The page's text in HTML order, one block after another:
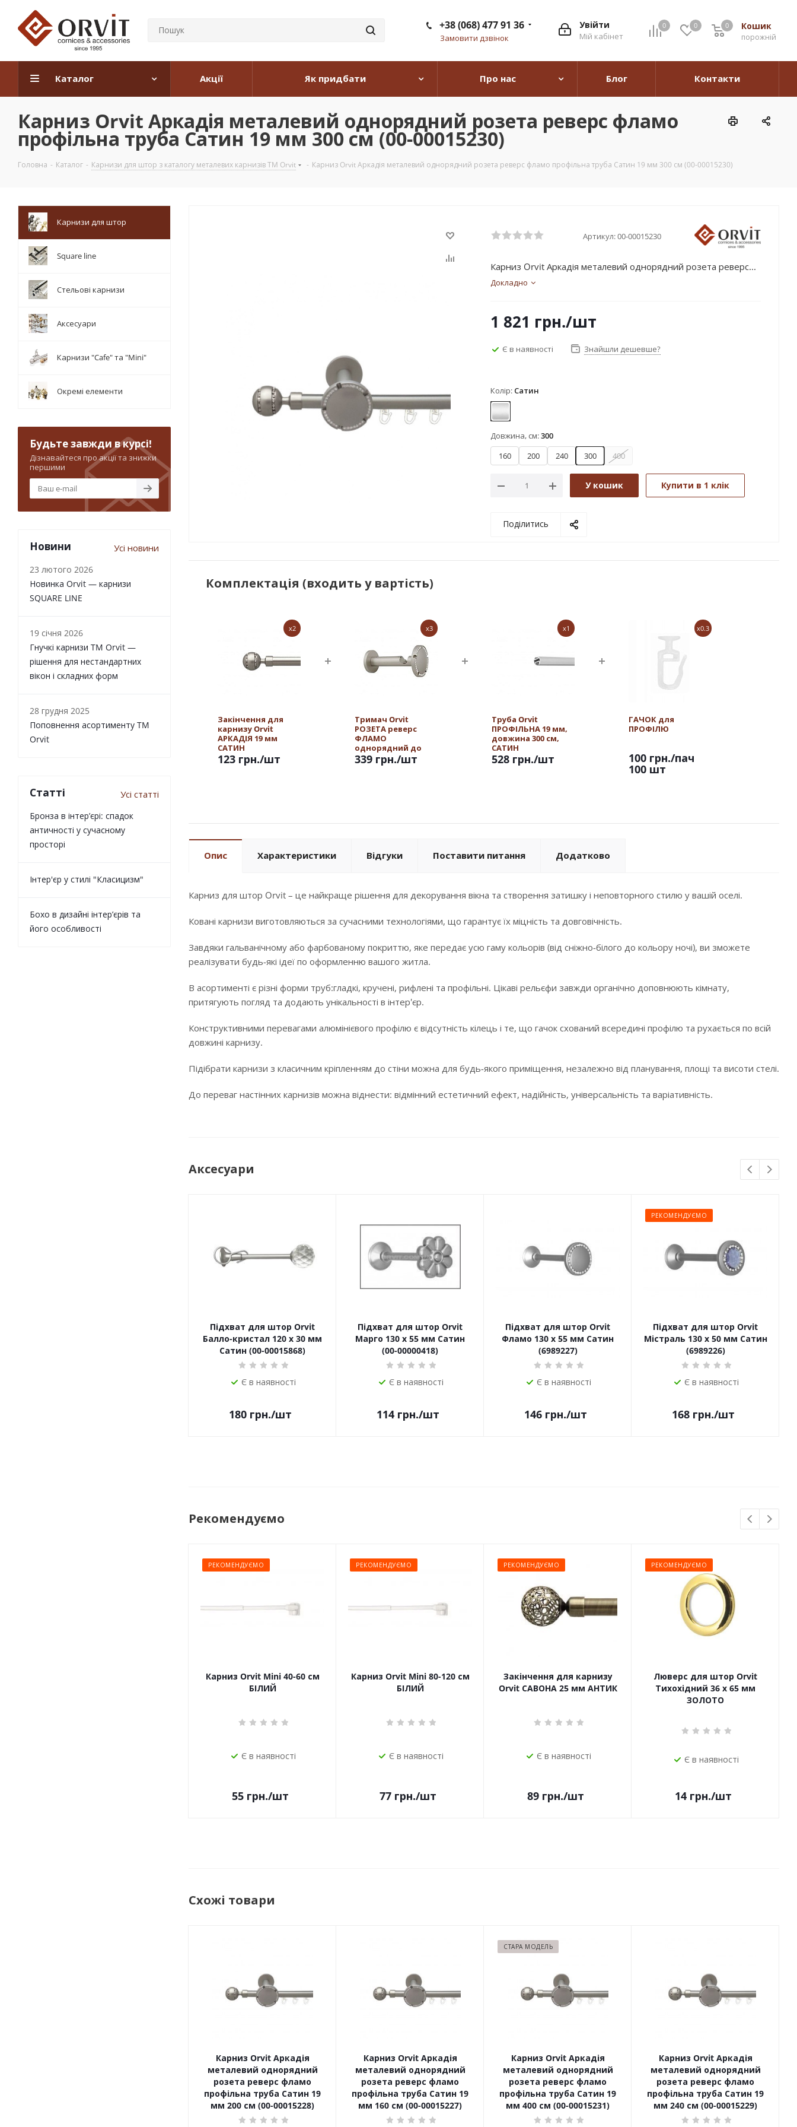
0 0 Кошик
0
порожній
0
Увійти
Мій кабінет
+38 (068) 477 91 36
Замовити дзвінок
Каталог Акції Як придбати Про нас Блог Контакти
Карниз Orvit Аркадія металевий однорядний розета реверс фламо
профільна труба Сатин 19 мм 300 см (00-00015230)
Головна - Каталог - Карнизи для штор з каталогу металевих карнизів TM Orvit - Карниз Orvit Аркадія металевий однорядний розета реверс фламо профільна труба Сатин 19 мм 300 см (00-00015230)
Артикул:00-00015230
Карниз Orvit Аркадія металевий однорядний розета реверс...
Докладно
1 821 грн./шт
Є в наявності Знайшли дешевше?
Колір: Сатин
Сатин
Довжина, см:300
160
200 240 300 400
У кошик Купити в 1 клік
Поділитись
Комплектація (входить у вартість)
x2
Закінчення для
карнизу Orvit
АРКАДІЯ 19 мм
САТИН
123 грн./шт
x3
Тримач Orvit
РОЗЕТА реверс
ФЛАМО
однорядний до
стіни 19 мм САТИН
339 грн./шт
x1
Труба Orvit
ПРОФІЛЬНА 19 мм,
довжина 300 см,
САТИН
528 грн./шт
x0.3
ГАЧОК для
ПРОФІЛЮ
100 грн./пач
100 шт
Опис Характеристики Відгуки Поставити питання Додатково
Карниз для штор Orvit – це найкраще рішення для декорування вікна та створення затишку і неповторного стилю у вашій оселі.
Ковані карнизи виготовляються за сучасними технологіями, що гарантує їх міцність та довговічність.
Завдяки гальванічному або фарбованому покриттю, яке передає усю гаму кольорів (від сніжно-білого до кольору ночі), ви зможете
реалізувати будь-які ідеї по оформленню вашого житла.
В асортименті є різні форми труб:гладкі, кручені, рифлені та профільні. Цікаві рельєфи завжди органічно доповнюють кімнату,
притягують погляд та додають унікальності в інтер'єр.
Конструктивними перевагами алюмінієвого профілю є відсутність кілець і те, що гачок схований всередині профілю та рухається по всій
довжині карнизу.
Підібрати карнизи з класичним кріпленням до стіни можна для будь-якого приміщення, незалежно від планування, площі та висоти стелі.
До переваг настінних карнизів можна віднести: відмінний естетичний ефект, надійність, універсальність та варіативність.
Аксесуари
Підхват для штор Orvit
Балло-кристал 120 х 30 мм
Сатин (00-00015868)
Є в наявності
180 грн./шт
Підхват для штор Orvit
Марго 130 х 55 мм Сатин
(00-00000418)
Є в наявності
114 грн./шт
Підхват для штор Orvit
Фламо 130 х 55 мм Сатин
(6989227)
Є в наявності
146 грн./шт
РЕКОМЕНДУЄМО
Підхват для штор Orvit
Містраль 130 х 50 мм Сатин
(6989226)
Є в наявності
168 грн./шт
Рекомендуємо
РЕКОМЕНДУЄМО
Карниз Orvit Mini 40-60 см
БІЛИЙ
Є в наявності
55 грн./шт
РЕКОМЕНДУЄМО
Карниз Orvit Mini 80-120 см
БІЛИЙ
Є в наявності
77 грн./шт
РЕКОМЕНДУЄМО
Закінчення для карнизу
Orvit САВОНА 25 мм АНТИК
Є в наявності
89 грн./шт
РЕКОМЕНДУЄМО
Люверс для штор Orvit
Тихохідний 36 х 65 мм
ЗОЛОТО
Є в наявності
14 грн./шт
Схожі товари
Карниз Orvit Аркадія
металевий однорядний
розета реверс фламо
профільна труба Сатин 19
мм 200 см (00-00015228)
Карниз Orvit Аркадія
металевий однорядний
розета реверс фламо
профільна труба Сатин 19
мм 160 см (00-00015227)
СТАРА МОДЕЛЬ
Карниз Orvit Аркадія
металевий однорядний
розета реверс фламо
профільна труба Сатин 19
мм 400 см (00-00015231)
Карниз Orvit Аркадія
металевий однорядний
розета реверс фламо
профільна труба Сатин 19
мм 240 см (00-00015229)
Карнизи для штор
Square line
Стельові карнизи
Аксесуари
Карнизи "Cafe" та "Mini"
Окремі елементи
Будьте завжди в курсі!
Дізнавайтеся про акції та знижки
першими
Новини Усі новини
23 лютого 2026
Новинка Orvit — карнизи
SQUARE LINE
19 січня 2026
Гнучкі карнизи TM Orvit —
рішення для нестандартних
вікон і складних форм
28 грудня 2025
Поповнення асортименту TM
Orvit
Статті Усі статті
Бронза в інтер’єрі: спадок
античності у сучасному
просторі
Інтер'єр у стилі "Класицизм"
Бохо в дизайні інтер’єрів та
його особливості